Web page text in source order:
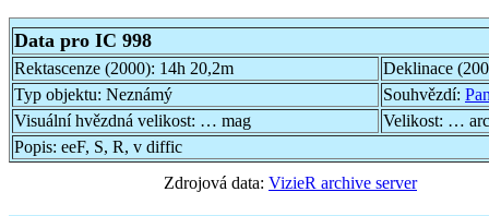
Data pro IC 998
Rektascenze (2000): 14h 20,2m
Deklinace
Typ objektu: Neznámý Souhvězdí:
Visuální hvězdná velikost: … mag Velikost: …
Popis: eeF, S, R, v diffic
Zdrojová data: VizieR archive server